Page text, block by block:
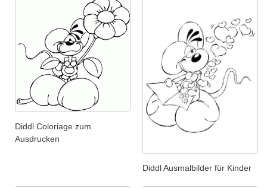
Diddl Coloriage zum
Ausdrucken
Diddl Ausmalbilder für Kinder